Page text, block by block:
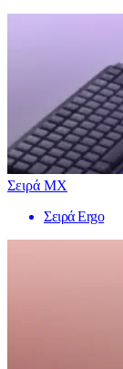
Σειρά MX
Σειρά Ergo